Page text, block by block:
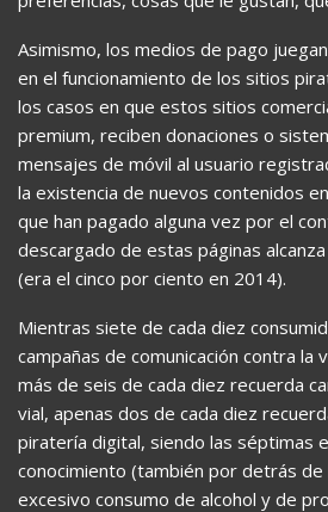
Asimismo, los medios de pago
en el funcionamiento de los sitios
los casos en que estos sitios
premium, reciben donaciones o
mensajes de móvil al usuario
la existencia de nuevos contenidos
que han pagado alguna vez por el
descargado de estas páginas
(era el cinco por ciento en 2014).
Mientras siete de cada diez
campañas de comunicación contra la
más de seis de cada diez recuerda
vial, apenas dos de cada diez
piratería digital, siendo las séptimas
conocimiento (también por detrás de
excesivo consumo de alcohol y de